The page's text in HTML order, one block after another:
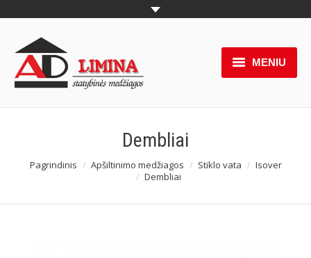
MENIU
Pakabinamos lubos
Naujienos
Dembliai
You are here:
Pagrindinis Apšiltinimo medžiagos Stiklo vata
Isover
Dembliai